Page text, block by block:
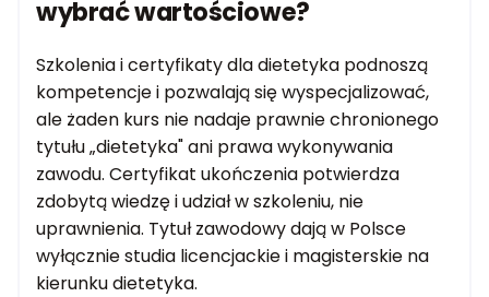
wybrać wartościowe?
Szkolenia i certyfikaty dla dietetyka podnoszą
kompetencje i pozwalają się wyspecjalizować,
ale żaden kurs nie nadaje prawnie chronionego
tytułu „dietetyka" ani prawa wykonywania
zawodu. Certyfikat ukończenia potwierdza
zdobytą wiedzę i udział w szkoleniu, nie
uprawnienia. Tytuł zawodowy dają w Polsce
wyłącznie studia licencjackie i magisterskie na
kierunku dietetyka.